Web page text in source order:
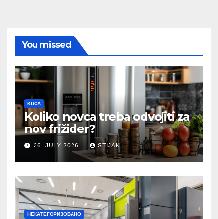
You missed
KUCA
Koliko novca treba odvojiti za
nov frižider?
26. JULY 2026. STIJAK
НЕКАТЕГОРИЗОВАНО